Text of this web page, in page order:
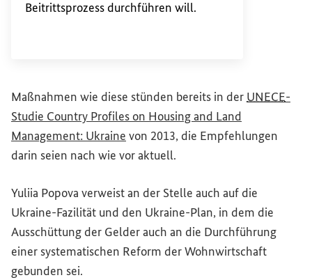
Beitrittsprozess durchführen will.
Maßnahmen wie diese stünden bereits in der UNECE-
Studie Country Profiles on Housing and Land
Management: Ukraine (Externer Link)
von 2013, die Empfehlungen
darin seien nach wie vor aktuell.
Yuliia Popova verweist an der Stelle auch auf die
Ukraine-Fazilität und den Ukraine-Plan, in dem die
Ausschüttung der Gelder auch an die Durchführung
einer systematischen Reform der Wohnwirtschaft
gebunden sei.